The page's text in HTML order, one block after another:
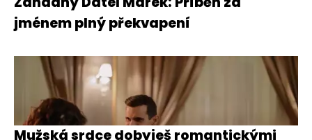
jménem plný překvapení
Mužská srdce dobyješ romantickými